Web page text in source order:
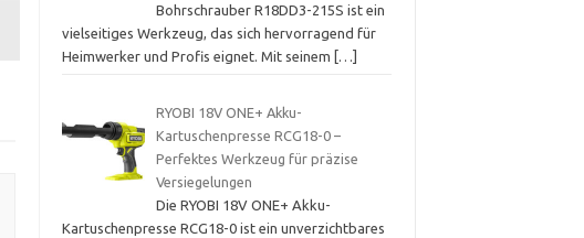
Bohrschrauber R18DD3-215S ist ein
vielseitiges Werkzeug, das sich hervorragend für
Heimwerker und Profis eignet. Mit seinem
[…]
RYOBI 18V ONE+ Akku-
Kartuschenpresse RCG18-0 –
Perfektes Werkzeug für präzise
Versiegelungen
Die RYOBI 18V ONE+ Akku-
Kartuschenpresse RCG18-0 ist ein unverzichtbares